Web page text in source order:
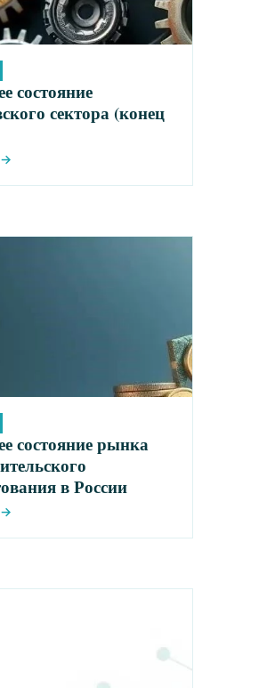
состояние
сектора (конец
состояние рынка
в России